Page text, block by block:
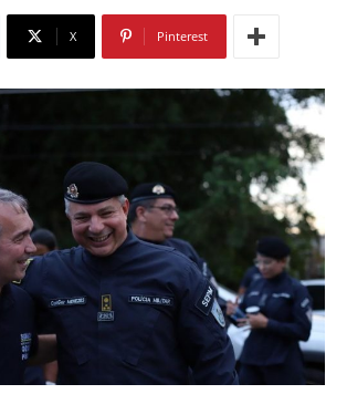
X Pinterest